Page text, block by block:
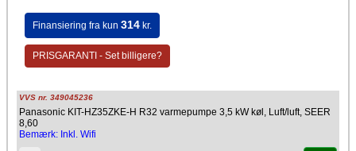
Finansiering fra kun 314kr.
PRISGARANTI - Set billigere?
VVS nr. 349045236
Panasonic KIT-HZ35ZKE-H R32 varmepumpe 3,5 kW køl, Luft/luft, SEER
8,60
Bemærk: Inkl. Wifi